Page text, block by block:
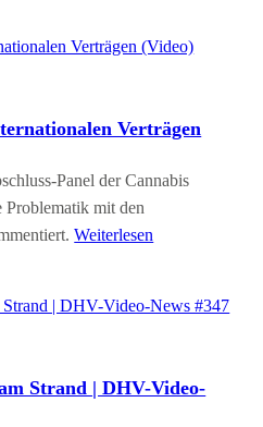
Verträgen
Panel der Cannabis
mit den
Weiterlesen
Strand | DHV-Video-